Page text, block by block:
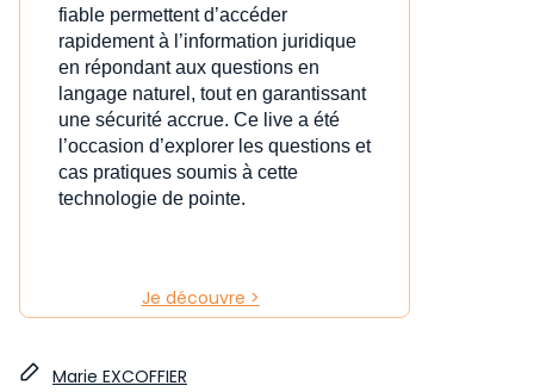
fiable permettent d’accéder
rapidement à l’information juridique
en répondant aux questions en
langage naturel, tout en garantissant
une sécurité accrue. Ce live a été
l’occasion d’explorer les questions et
cas pratiques soumis à cette
technologie de pointe.
Je découvre >
Marie EXCOFFIER